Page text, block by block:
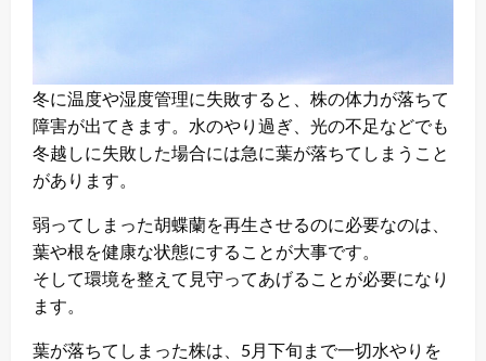
冬に温度や湿度管理に失敗すると、株の体力が落ちて
障害が出てきます。水のやり過ぎ、光の不足などでも
冬越しに失敗した場合には急に葉が落ちてしまうこと
があります。
弱ってしまった胡蝶蘭を再生させるのに必要なのは、
葉や根を健康な状態にすることが大事です。
そして環境を整えて見守ってあげることが必要になり
ます。
葉が落ちてしまった株は、5月下旬まで一切水やりを